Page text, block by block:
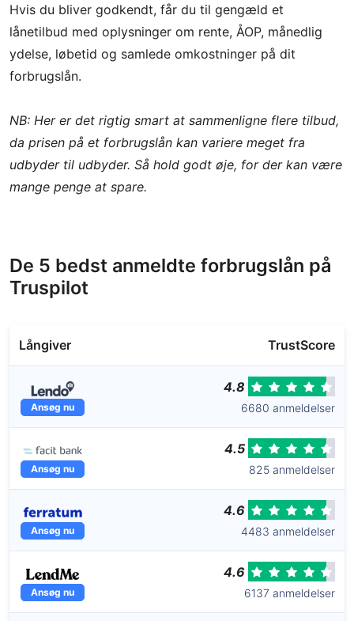
Hvis du bliver godkendt, får du til gengæld et
lånetilbud med oplysninger om rente, ÅOP, månedlig
ydelse, løbetid og samlede omkostninger på dit
forbrugslån.
NB: Her er det rigtig smart at sammenligne flere tilbud,
da prisen på et forbrugslån kan variere meget fra
udbyder til udbyder. Så hold godt øje, for der kan være
mange penge at spare.
De 5 bedst anmeldte forbrugslån på
Truspilot
Långiver TrustScore
Ansøg nu
4.8
6680 anmeldelser
Ansøg nu
4.5
825 anmeldelser
Ansøg nu
4.6
4483 anmeldelser
Ansøg nu
4.6
6137 anmeldelser